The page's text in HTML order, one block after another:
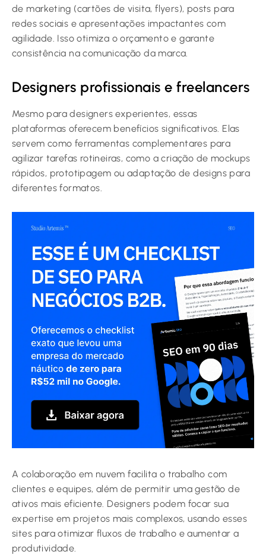
de marketing (cartões de visita, flyers), posts para
redes sociais e apresentações impactantes com
agilidade. Isso otimiza o orçamento e garante
consistência na comunicação da marca.
Designers profissionais e freelancers
Mesmo para designers experientes, essas
plataformas oferecem benefícios significativos. Elas
servem como ferramentas complementares para
agilizar tarefas rotineiras, como a criação de mockups
rápidos, prototipagem ou adaptação de designs para
diferentes formatos.
A colaboração em nuvem facilita o trabalho com
clientes e equipes, além de permitir uma gestão de
ativos mais eficiente. Designers podem focar sua
expertise em projetos mais complexos, usando esses
sites para otimizar fluxos de trabalho e aumentar a
produtividade.